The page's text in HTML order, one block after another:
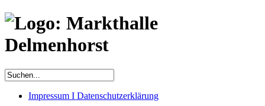
Impressum I Datenschutzerklärung